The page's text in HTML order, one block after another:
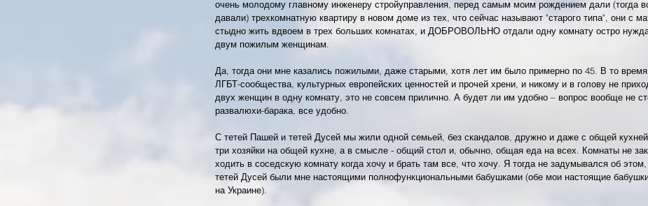
очень молодому главному инженеру стройуправления, перед самым моим рождением дали (тогда
давали) трехкомнатную квартиру в новом доме из тех, что сейчас называют "старого типа", они с
стыдно жить вдвоем в трех больших комнатах, и ДОБРОВОЛЬНО отдали одну комнату остро
двум пожилым женщинам.
Да, тогда они мне казались пожилыми, даже старыми, хотя лет им было примерно по 45. В то
ЛГБТ-сообщества, культурных европейских ценностей и прочей хрени, и никому и в голову не
двух женщин в одну комнату, это не совсем прилично. А будет ли им удобно – вопрос вообще не
развалюхи-барака, все удобно.
С тетей Пашей и тетей Дусей мы жили одной семьей, без скандалов, дружно и даже с общей
три хозяйки на общей кухне, а в смысле - общий стол и, обычно, общая еда на всех. Комнаты не
ходить в соседскую комнату когда хочу и брать там все, что хочу. Я тогда не задумывался об
тетей Дусей были мне настоящими полнофункциональными бабушками (обе мои настоящие
на Украине).